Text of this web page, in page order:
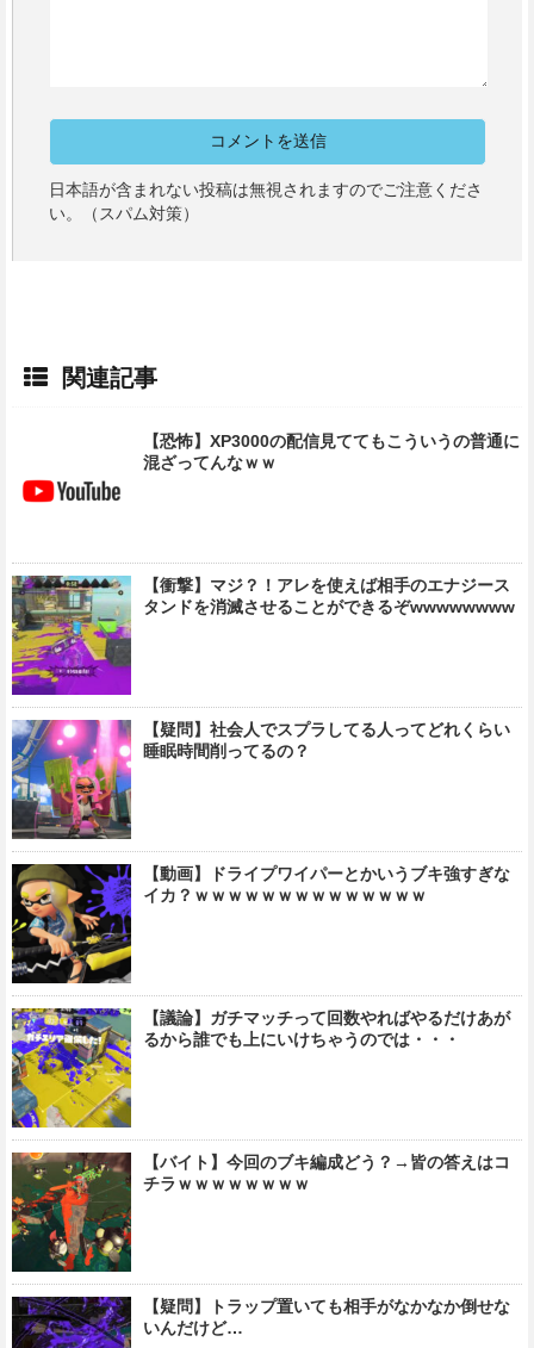
日本語が含まれない投稿は無視されますのでご注意くださ
い。（スパム対策）
関連記事
【恐怖】XP3000の配信見ててもこういうの普通に
混ざってんなｗｗ
【衝撃】マジ？！アレを使えば相手のエナジース
タンドを消滅させることができるぞwwwwwwww
【疑問】社会人でスプラしてる人ってどれくらい
睡眠時間削ってるの？
【動画】ドライプワイパーとかいうブキ強すぎな
イカ？ｗｗｗｗｗｗｗｗｗｗｗｗｗｗ
【議論】ガチマッチって回数やればやるだけあが
るから誰でも上にいけちゃうのでは・・・
【バイト】今回のブキ編成どう？→皆の答えはコ
チラｗｗｗｗｗｗｗｗ
【疑問】トラップ置いても相手がなかなか倒せな
いんだけど…